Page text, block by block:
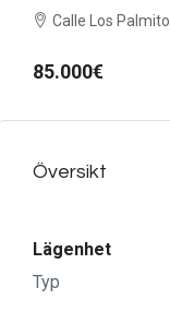
Calle Los
85.000€
Översikt
Lägenhet
Typ